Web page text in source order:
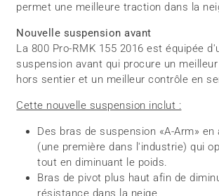
permet une meilleure traction dans la
Nouvelle suspension avant
La 800 Pro-RMK 155 2016 est équipée
suspension avant qui procure un
hors sentier et un meilleur contrôle en
Cette nouvelle suspension inclut :
Des bras de suspension «A-Arm»
(une première dans l'industrie) qui
tout en diminuant le poids.
Bras de pivot plus haut afin de